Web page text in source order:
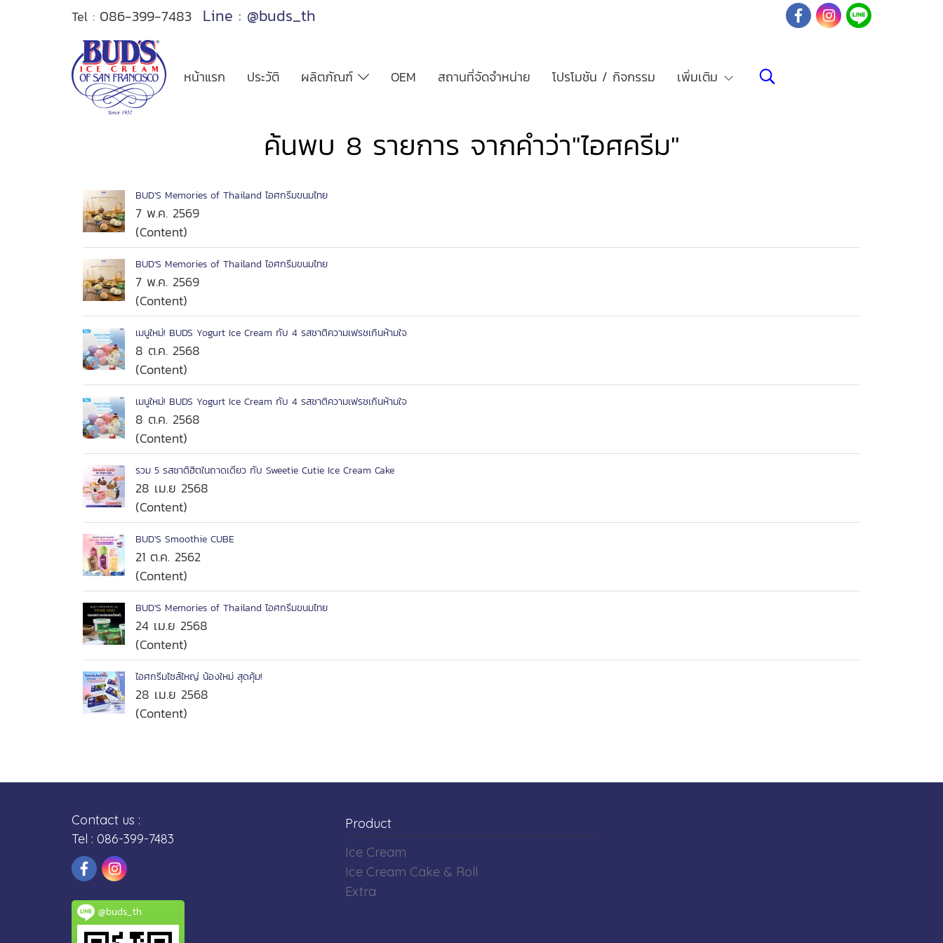
Tel : 086-399-7483 Line : @buds_th
หน้าแรก ประวัติ ผลิตภัณฑ์ OEM สถานที่จัดจำหน่าย โปรโมชัน / กิจกรรม เพิ่มเติม
ค้นพบ 8 รายการ จากคำว่า"ไอศครีม"
BUD'S Memories of Thailand ไอศกรีมขนมไทย
7 พ.ค. 2569
(Content)
BUD'S Memories of Thailand ไอศกรีมขนมไทย
7 พ.ค. 2569
(Content)
เมนูใหม่! BUDS Yogurt Ice Cream กับ 4 รสชาติความเฟรชเกินห้ามใจ
8 ต.ค. 2568
(Content)
เมนูใหม่! BUDS Yogurt Ice Cream กับ 4 รสชาติความเฟรชเกินห้ามใจ
8 ต.ค. 2568
(Content)
รวม 5 รสชาติฮิตในถาดเดียว กับ Sweetie Cutie Ice Cream Cake
28 เม.ย 2568
(Content)
BUD'S Smoothie CUBE
21 ต.ค. 2562
(Content)
BUD'S Memories of Thailand ไอศกรีมขนมไทย
24 เม.ย 2568
(Content)
ไอศกรีมไซส์ใหญ่ น้องใหม่ สุดคุ้ม!
28 เม.ย 2568
(Content)
Contact us :
Tel : 086-399-7483
@buds_th
Product
Ice Cream
Ice Cream Cake & Roll
Extra